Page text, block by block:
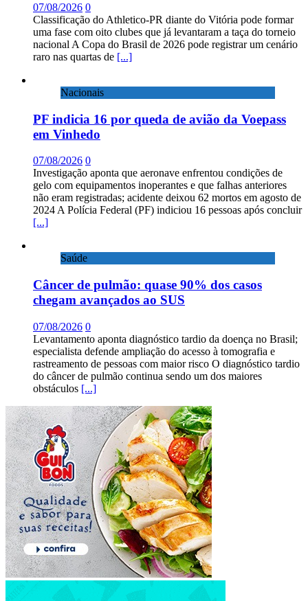
07/08/2026 0
Classificação do Athletico-PR diante do Vitória pode formar
uma fase com oito clubes que já levantaram a taça do torneio
nacional A Copa do Brasil de 2026 pode registrar um cenário
raro nas quartas de [...]
Nacionais
PF indicia 16 por queda de avião da Voepass
em Vinhedo
07/08/2026 0
Investigação aponta que aeronave enfrentou condições de
gelo com equipamentos inoperantes e que falhas anteriores
não eram registradas; acidente deixou 62 mortos em agosto de
2024 A Polícia Federal (PF) indiciou 16 pessoas após concluir
[...]
Saúde
Câncer de pulmão: quase 90% dos casos
chegam avançados ao SUS
07/08/2026 0
Levantamento aponta diagnóstico tardio da doença no Brasil;
especialista defende ampliação do acesso à tomografia e
rastreamento de pessoas com maior risco O diagnóstico tardio
do câncer de pulmão continua sendo um dos maiores
obstáculos [...]